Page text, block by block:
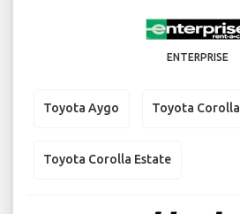
ENTERPRISE
Toyota Aygo Toyota Corolla
Toyota Corolla Estate